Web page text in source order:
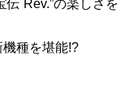
伝 Rev.”の楽しさを
種を堪能!?